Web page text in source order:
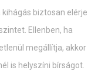
kihágás biztosan elérje
Ellenben, ha
megállítja, akkor
is helyszíni bírságot.